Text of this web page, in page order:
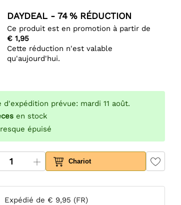
DAYDEAL - 74 % RÉDUCTION
Ce produit est en promotion à partir de
€ 1,95
Cette réduction n'est valable
qu'aujourd'hui.
d'expédition prévue: mardi 11 août.
en stock
épuisé
Chariot
Expédié de € 9,95 (FR)